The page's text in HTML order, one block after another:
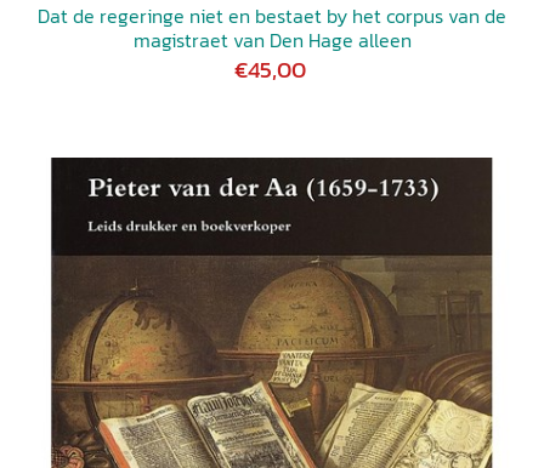
Dat de regeringe niet en bestaet by het corpus van de
magistraet van Den Hage alleen
€45,00